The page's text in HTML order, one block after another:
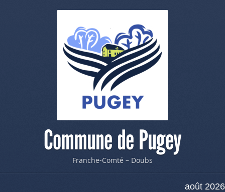
Commune de Pugey
Franche-Comté – Doubs
août 2026